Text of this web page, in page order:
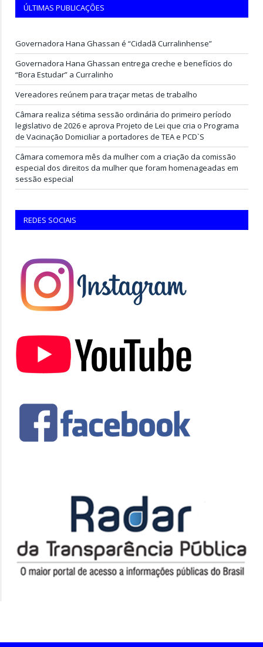
ÚLTIMAS PUBLICAÇÕES
Governadora Hana Ghassan é “Cidadã Curralinhense”
Governadora Hana Ghassan entrega creche e benefícios do
“Bora Estudar” a Curralinho
Vereadores reúnem para traçar metas de trabalho
Câmara realiza sétima sessão ordinária do primeiro período
legislativo de 2026 e aprova Projeto de Lei que cria o Programa
de Vacinação Domiciliar a portadores de TEA e PCD`S
Câmara comemora mês da mulher com a criação da comissão
especial dos direitos da mulher que foram homenageadas em
sessão especial
REDES SOCIAIS